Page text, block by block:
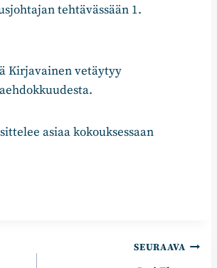
tehtävässään 1.
Kirjavainen vetäytyy
asiaa kokouksessaan
SEURAAVA